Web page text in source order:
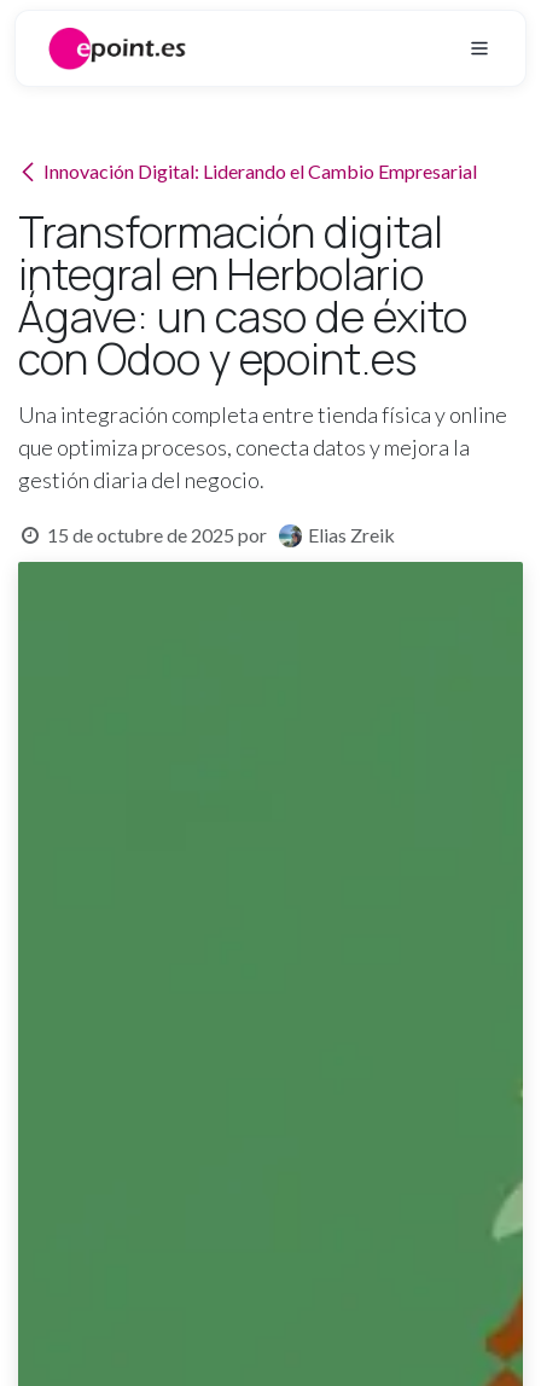
Innovación Digital: Liderando el Cambio Empresarial
Transformación digital
integral en Herbolario
Ágave: un caso de éxito
con Odoo y epoint.es
Una integración completa entre tienda física y online
que optimiza procesos, conecta datos y mejora la
gestión diaria del negocio.
15 de octubre de 2025 por Elias Zreik